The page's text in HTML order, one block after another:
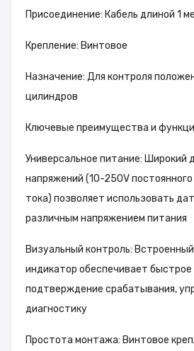
Присоединение: Кабель длиной 1
Крепление: Винтовое
Назначение: Для контроля
цилиндров
Ключевые преимущества и
Универсальное питание: Широкий
напряжений (10-250V постоянного
тока) позволяет использовать
различным напряжением питания
Визуальный контроль:
индикатор обеспечивает быстрое
подтверждение срабатывания,
диагностику
Простота монтажа: Винтовое